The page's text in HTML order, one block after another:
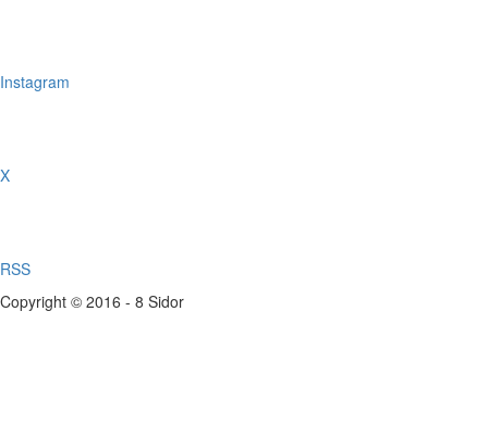
Instagram
X
RSS
Copyright © 2016 - 8 Sidor